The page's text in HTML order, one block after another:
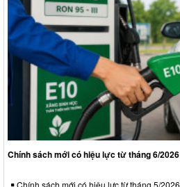
Chính sách mới có hiệu lực từ tháng 6/2026
Chính sách mới có hiệu lực từ tháng 5/2026